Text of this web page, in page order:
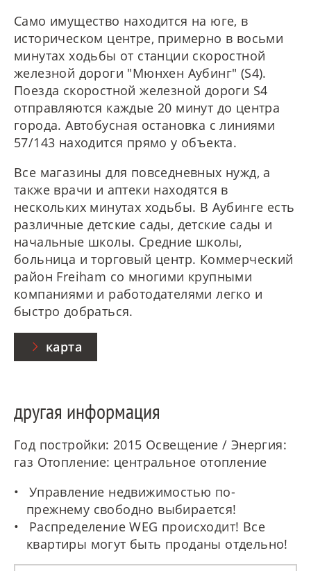
Само имущество находится на юге, в
историческом центре, примерно в восьми
минутах ходьбы от станции скоростной
железной дороги "Мюнхен Аубинг" (S4).
Поезда скоростной железной дороги S4
отправляются каждые 20 минут до центра
города. Автобусная остановка с линиями
57/143 находится прямо у объекта.
Все магазины для повседневных нужд, а
также врачи и аптеки находятся в
нескольких минутах ходьбы. В Аубинге есть
различные детские сады, детские сады и
начальные школы. Средние школы,
больница и торговый центр. Коммерческий
район Freiham со многими крупными
компаниями и работодателями легко и
быстро добраться.
карта
другая информация
Год постройки: 2015 Освещение / Энергия:
газ Отопление: центральное отопление
Управление недвижимостью по-
прежнему свободно выбирается!
Распределение WEG происходит! Все
квартиры могут быть проданы отдельно!